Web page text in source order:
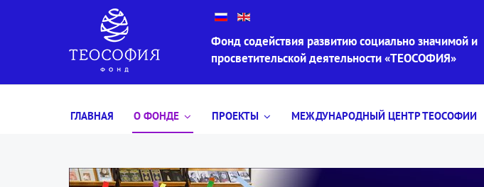
Фонд содействия развитию социально значимой и
просветительской деятельности «ТЕОСОФИЯ»
ГЛАВНАЯ О ФОНДЕ ПРОЕКТЫ МЕЖДУНАРОДНЫЙ ЦЕНТР ТЕОСОФИИ